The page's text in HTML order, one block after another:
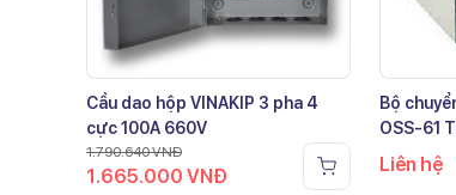
Cầu dao hộp VINAKIP 3 pha 4
cực 100A 660V
1.790.640VNĐ
1.665.000 VNĐ
Bộ
OSS-61
Liên hệ